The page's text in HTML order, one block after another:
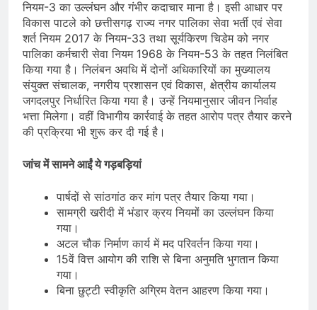
नियम-3 का उल्लंघन और गंभीर कदाचार माना है। इसी आधार पर
विकास पाटले को छत्तीसगढ़ राज्य नगर पालिका सेवा भर्ती एवं सेवा
शर्त नियम 2017 के नियम-33 तथा सूर्यकिरण चिडेम को नगर
पालिका कर्मचारी सेवा नियम 1968 के नियम-53 के तहत निलंबित
किया गया है। निलंबन अवधि में दोनों अधिकारियों का मुख्यालय
संयुक्त संचालक, नगरीय प्रशासन एवं विकास, क्षेत्रीय कार्यालय
जगदलपुर निर्धारित किया गया है। उन्हें नियमानुसार जीवन निर्वाह
भत्ता मिलेगा। वहीं विभागीय कार्रवाई के तहत आरोप पत्र तैयार करने
की प्रक्रिया भी शुरू कर दी गई है।
जांच में सामने आईं ये गड़बड़ियां
पार्षदों से सांठगांठ कर मांग पत्र तैयार किया गया।
सामग्री खरीदी में भंडार क्रय नियमों का उल्लंघन किया
गया।
अटल चौक निर्माण कार्य में मद परिवर्तन किया गया।
15वें वित्त आयोग की राशि से बिना अनुमति भुगतान किया
गया।
बिना छुट्टी स्वीकृति अग्रिम वेतन आहरण किया गया।